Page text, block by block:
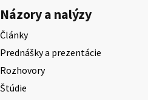
Názory a nalýzy
Články
Prednášky a prezentácie
Rozhovory
Štúdie